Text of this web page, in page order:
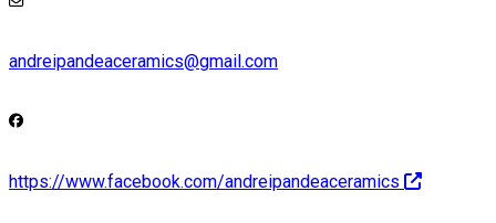
andreipandeaceramics@gmail.com
https://www.facebook.com/andreipandeaceramics